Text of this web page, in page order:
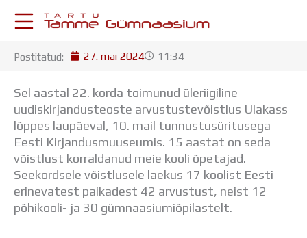
KESKKONNAD
Postkast
Drive
Tamme TV
Tamme Leht
Kooliraadio
Koorilaul
ÕPPETÖÖ
Tunniplaan
Postitatud: 27. mai 2024 11:34
Sel aastal 22. korda toimunud üleriigiline
uudiskirjandusteoste arvustustevõistlus Ulakass
lõppes laupäeval, 10. mail tunnustusüritusega
Eesti Kirjandusmuuseumis. 15 aastat on seda
võistlust korraldanud meie kooli õpetajad.
Seekordsele võistlusele laekus 17 koolist Eesti
erinevatest paikadest 42 arvustust, neist 12
põhikooli- ja 30 gümnaasiumiõpilastelt.